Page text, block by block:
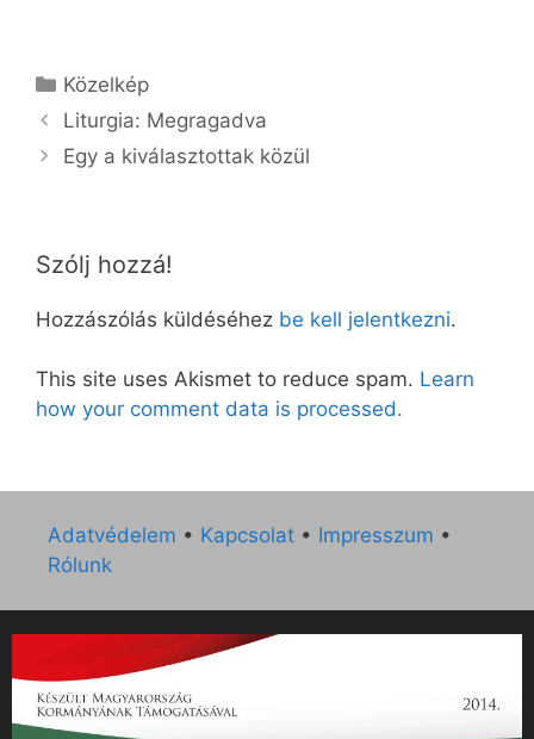
Kategória
Közelkép
Liturgia: Megragadva
Egy a kiválasztottak közül
Szólj hozzá!
Hozzászólás küldéséhez be kell jelentkezni.
This site uses Akismet to reduce spam. Learn
how your comment data is processed.
Adatvédelem • Kapcsolat • Impresszum •
Rólunk